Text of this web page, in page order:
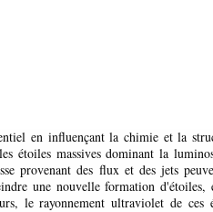
en influençant la chimie et la
étoiles massives dominant la
provenant des flux et des jets
une nouvelle formation
le rayonnement ultraviolet de ces